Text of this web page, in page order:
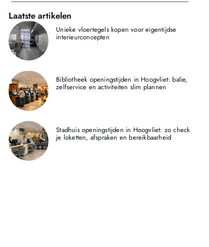
Laatste artikelen
Unieke vloertegels kopen voor eigentijdse
interieurconcepten
Bibliotheek openingstijden in Hoogvliet: balie,
zelfservice en activiteiten slim plannen
Stadhuis openingstijden in Hoogvliet: zo check
je loketten, afspraken en bereikbaarheid